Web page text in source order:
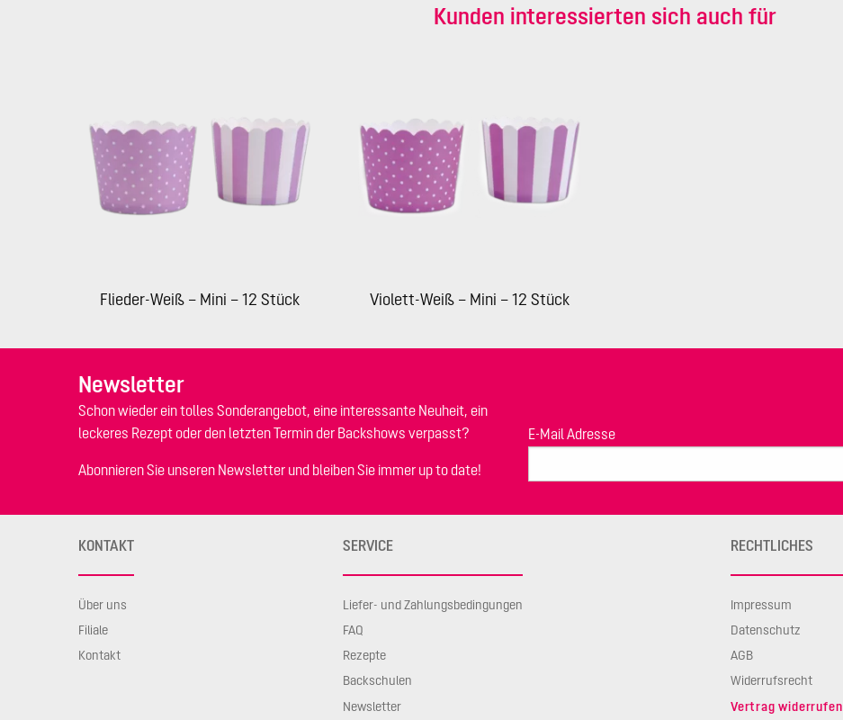
Kunden interessierten sich auch für
Flieder-Weiß – Mini – 12 Stück Violett-Weiß – Mini – 12 Stück
Newsletter
Schon wieder ein tolles Sonderangebot, eine interessante Neuheit, ein
leckeres Rezept oder den letzten Termin der Backshows verpasst?
Abonnieren Sie unseren Newsletter und bleiben Sie immer up to date!
E-Mail Adresse
KONTAKT
Über uns
Filiale
Kontakt
SERVICE
Liefer- und Zahlungsbedingungen
FAQ
Rezepte
Backschulen
Newsletter
RECHTLICHES
Impressum
Datenschutz
AGB
Widerrufsrecht
Vertrag widerrufen